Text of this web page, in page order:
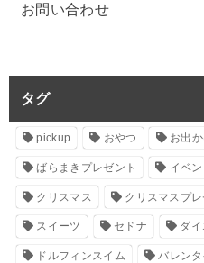
お問い合わせ
タグ
pickup おやつ お出
ばらまきプレゼント イベン
クリスマス クリスマスプレ
スイーツ セドナ ダイ
ドルフィンスイム バレン